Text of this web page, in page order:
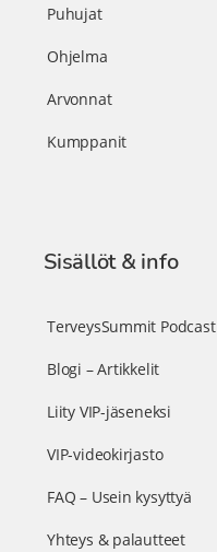
Puhujat
Ohjelma
Arvonnat
Kumppanit
Sisällöt & info
TerveysSummit Podcast
Blogi – Artikkelit
Liity VIP-jäseneksi
VIP-videokirjasto
FAQ – Usein kysyttyä
Yhteys & palautteet